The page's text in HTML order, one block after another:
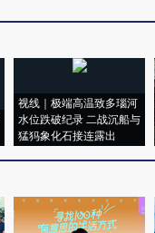
视线｜极端高温致多瑙河
水位跌破纪录 二战沉船与
猛犸象化石接连露出